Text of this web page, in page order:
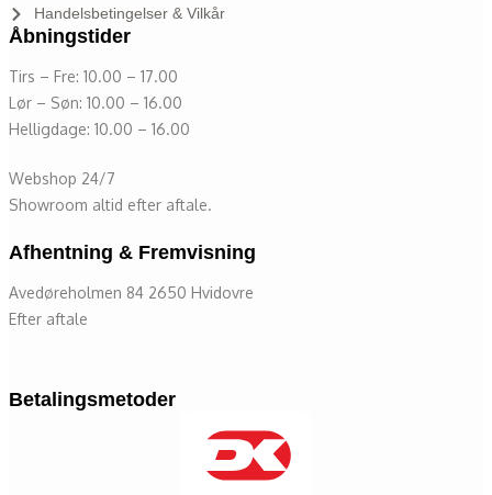
Handelsbetingelser & Vilkår
Åbningstider
Tirs – Fre: 10.00 – 17.00
Lør – Søn: 10.00 – 16.00
Helligdage: 10.00 – 16.00
Webshop 24/7
Showroom altid efter aftale.
Afhentning & Fremvisning
Avedøreholmen 84 2650 Hvidovre
Efter aftale
Betalingsmetoder